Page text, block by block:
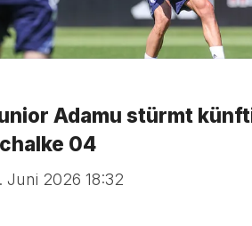
Adamu stürmt
04
Juni 2026 18:32